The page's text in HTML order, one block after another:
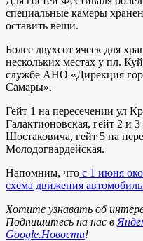
специальные камеры
оставить вещи.
Более двухсот ячеек для
нескольких местах у пл.
службе АНО «Дирекция
Самары».
Гейт 1 на пересечении ул
Галактионовская, гейт 2 и
Шостаковича, гейт 5 на
Молодогвардейская.
Напомним, что с 1 июня
схема движения
Хотите узнавать об
Подпишитесь на нас в
Google.Новости!